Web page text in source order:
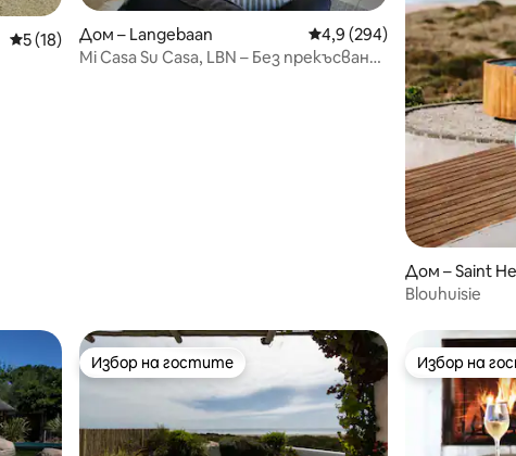
Средна оценка: 5 от 5, 18 отзива
5 (18)
Дом – Langebaan Средна оценка: 4,9 от 5,
4,9 (294)
Mi Casa Su Casa, LBN – Без прекъсване
Дом – Saint
Blouhuisie
Избор на гостите
Избор на гостите Избор на
Избор на